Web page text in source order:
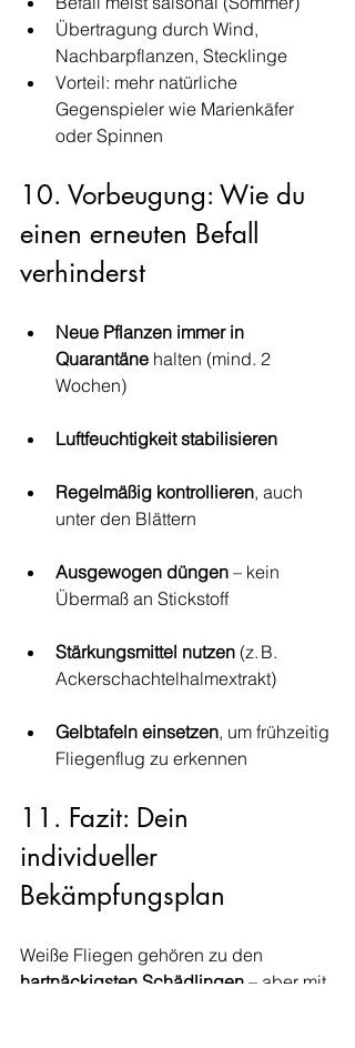
Übertragung durch Wind,
Nachbarpflanzen, Stecklinge
Vorteil: mehr natürliche
Gegenspieler wie Marienkäfer
oder Spinnen
10. Vorbeugung: Wie du
einen erneuten Befall
verhinderst
Neue Pflanzen immer in
Quarantäne halten (mind. 2
Wochen)
Luftfeuchtigkeit stabilisieren
Regelmäßig kontrollieren, auch
unter den Blättern
Ausgewogen düngen – kein
Übermaß an Stickstoff
Stärkungsmittel nutzen (z. B.
Ackerschachtelhalmextrakt)
Gelbtafeln einsetzen, um frühzeitig
Fliegenflug zu erkennen
11. Fazit: Dein
individueller
Bekämpfungsplan
Weiße Fliegen gehören zu den
hartnäckigsten Schädlingen – aber mit